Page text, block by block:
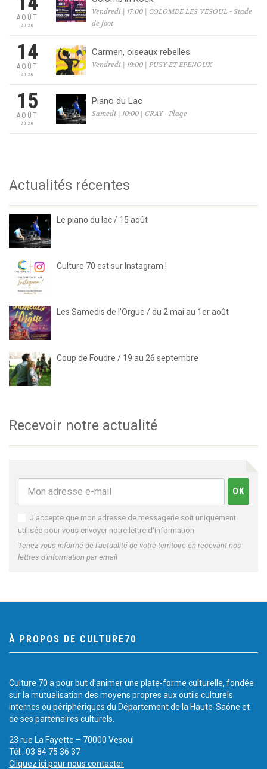
AOÛT
2026
Vendredi | 17:00 | COLOMBE LES VESOUL - Stade
de foot
14
AOÛT
2026
Carmen, oiseaux rebelles
Vendredi | 19:00 | PUSY ET EPENOUX
15
AOÛT
2026
Piano du Lac
Samedi | 10:00 | GRAY - Plage
Actualités récentes
Le piano du lac / 15 août
Culture 70 est sur Instagram !
Les Samedis de l’Orgue / du 2 mai au 1er août
Coup de Foudre / 19 au 26 septembre
Recevoir notre actualité
J'accepte que mon adresse de messagerie soit uniquement
utilisée pour vous envoyer notre lettre d'information
Tenez-vous informé de l'actualité de votre territoire en recevant nos
lettres d'information par email
À PROPOS DE CULTURE70
Culture 70 a pour but d’animer une plate-forme culturelle, fondée
sur la mutualisation des moyens propres aux outils culturels
internes ou périphériques du Département de la Haute-Saône et
de ses partenaires culturels.
23 rue La Fayette – 70000 Vesoul
Tél.: 03 84 75 36 37
Cliquez ici pour nous contacter